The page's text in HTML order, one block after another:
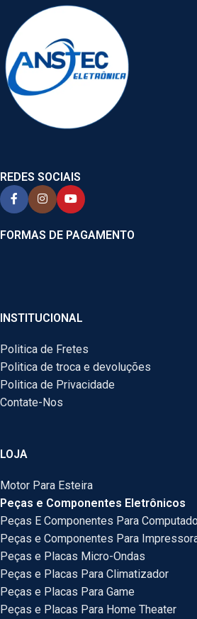
REDES SOCIAIS
FORMAS DE PAGAMENTO
INSTITUCIONAL
Politica de Fretes
Politica de troca e devoluções
Politica de Privacidade
Contate-Nos
LOJA
Motor Para Esteira
Peças e Componentes Eletrônicos
Peças E Componentes Para
Peças e Componentes Para
Peças e Placas Micro-Ondas
Peças e Placas Para Climatizador
Peças e Placas Para Game
Peças e Placas Para Home Theater